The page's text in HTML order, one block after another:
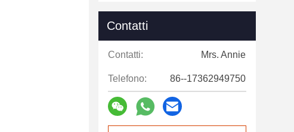
Contatti
Contatti: Mrs. Annie
Telefono: 86--17362949750